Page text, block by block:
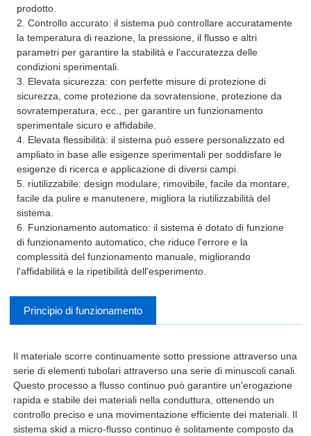
prodotto.
2. Controllo accurato: il sistema può controllare accuratamente
la temperatura di reazione, la pressione, il flusso e altri
parametri per garantire la stabilità e l'accuratezza delle
condizioni sperimentali.
3. Elevata sicurezza: con perfette misure di protezione di
sicurezza, come protezione da sovratensione, protezione da
sovratemperatura, ecc., per garantire un funzionamento
sperimentale sicuro e affidabile.
4. Elevata flessibilità: il sistema può essere personalizzato ed
ampliato in base alle esigenze sperimentali per soddisfare le
esigenze di ricerca e applicazione di diversi campi.
5. riutilizzabile: design modulare, rimovibile, facile da montare,
facile da pulire e manutenere, migliora la riutilizzabilità del
sistema.
6. Funzionamento automatico: il sistema è dotato di funzione
di funzionamento automatico, che riduce l'errore e la
complessità del funzionamento manuale, migliorando
l'affidabilità e la ripetibilità dell'esperimento.
Principio di funzionamento
Il materiale scorre continuamente sotto pressione attraverso una
serie di elementi tubolari attraverso una serie di minuscoli canali.
Questo processo a flusso continuo può garantire un'erogazione
rapida e stabile dei materiali nella conduttura, ottenendo un
controllo preciso e una movimentazione efficiente dei materiali. Il
sistema skid a micro-flusso continuo è solitamente composto da